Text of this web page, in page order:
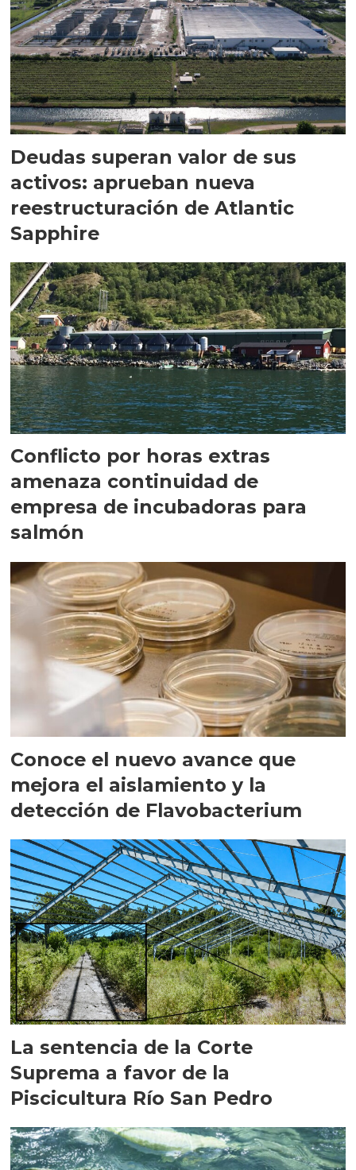
Deudas superan valor de sus
activos: aprueban nueva
reestructuración de Atlantic
Sapphire
Conflicto por horas extras
amenaza continuidad de
empresa de incubadoras para
salmón
Conoce el nuevo avance que
mejora el aislamiento y la
detección de Flavobacterium
La sentencia de la Corte
Suprema a favor de la
Piscicultura Río San Pedro